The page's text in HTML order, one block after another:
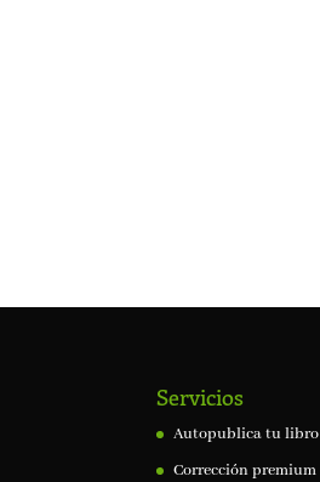
Servicios
Autopublica tu libro
Corrección premium